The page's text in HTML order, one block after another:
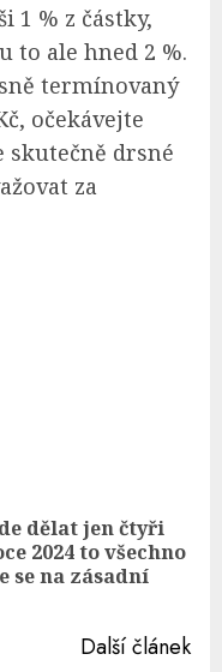
1 % z částky,
to ale hned 2 %.
termínovaný
očekávejte
skutečně drsné
za
dělat jen čtyři
2024 to všechno
se na zásadní
Další článek